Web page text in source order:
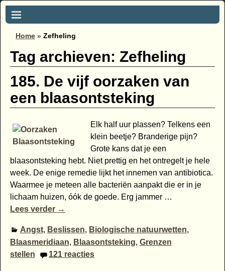
Home » Zefheling
Tag archieven: Zefheling
185. De vijf oorzaken van
een blaasontsteking
Elk half uur plassen? Telkens een
klein beetje? Branderige pijn?
Grote kans dat je een
blaasontsteking hebt. Niet prettig en het ontregelt je hele
week. De enige remedie lijkt het innemen van antibiotica.
Waarmee je meteen alle bacteriën aanpakt die er in je
lichaam huizen, óók de goede. Erg jammer …
Lees verder →
Angst, Beslissen, Biologische natuurwetten,
Blaasmeridiaan, Blaasontsteking, Grenzen
stellen
121 reacties